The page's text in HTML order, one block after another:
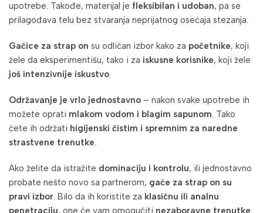
upotrebe. Takođe, materijal je fleksibilan i udoban, pa se
prilagođava telu bez stvaranja neprijatnog osećaja stezanja.
Gaćice za strap on su odličan izbor kako za početnike, koji
žele da eksperimentišu, tako i za iskusne korisnike, koji žele
još intenzivnije iskustvo.
Održavanje je vrlo jednostavno – nakon svake upotrebe ih
možete oprati mlakom vodom i blagim sapunom. Tako
ćete ih održati higijenski čistim i spremnim za naredne
strastvene trenutke.
Ako želite da istražite dominaciju i kontrolu, ili jednostavno
probate nešto novo sa partnerom, gaće za strap on su
pravi izbor. Bilo da ih koristite za klasičnu ili analnu
penetraciju, one će vam omogućiti nezaboravne trenutke